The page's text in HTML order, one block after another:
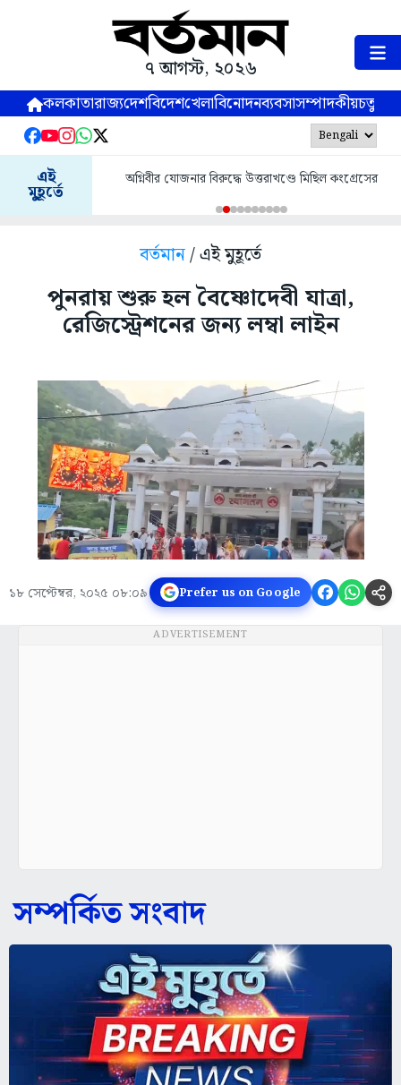
৭ আগস্ট, ২০২৬
কলকাতারাজ্যদেশবিদেশখেলাবিনোদনব্যবসাসম্পাদকীয়
এই
মুহূর্তে
অগ্নিবীর যোজনার বিরুদ্ধে উত্তরাখণ্ডে মিছিল কংগ্রেসের
বর্তমান/ এই মুহূর্তে
পুনরায় শুরু হল বৈষ্ণোদেবী যাত্রা,
রেজিস্ট্রেশনের জন্য লম্বা লাইন
১৮ সেপ্টেম্বর, ২০২৫ ০৮:০৯ Prefer us on Google
ADVERTISEMENT
সম্পর্কিত সংবাদ